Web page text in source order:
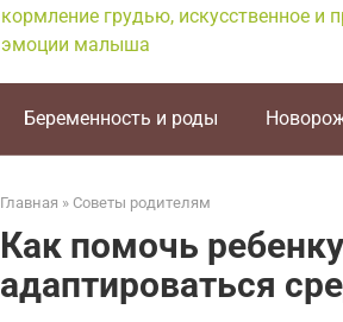
кормление грудью, искусственное и
эмоции малыша
Беременность и роды
Главная » Советы родителям
Как помочь
адаптироваться